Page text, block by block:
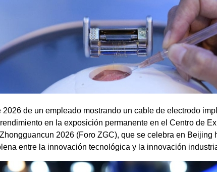
2026 de un empleado mostrando un cable de electrodo
en la exposición permanente en el Centro de
2026 (Foro ZGC), que se celebra en Beijing
entre la innovación tecnológica y la innovación